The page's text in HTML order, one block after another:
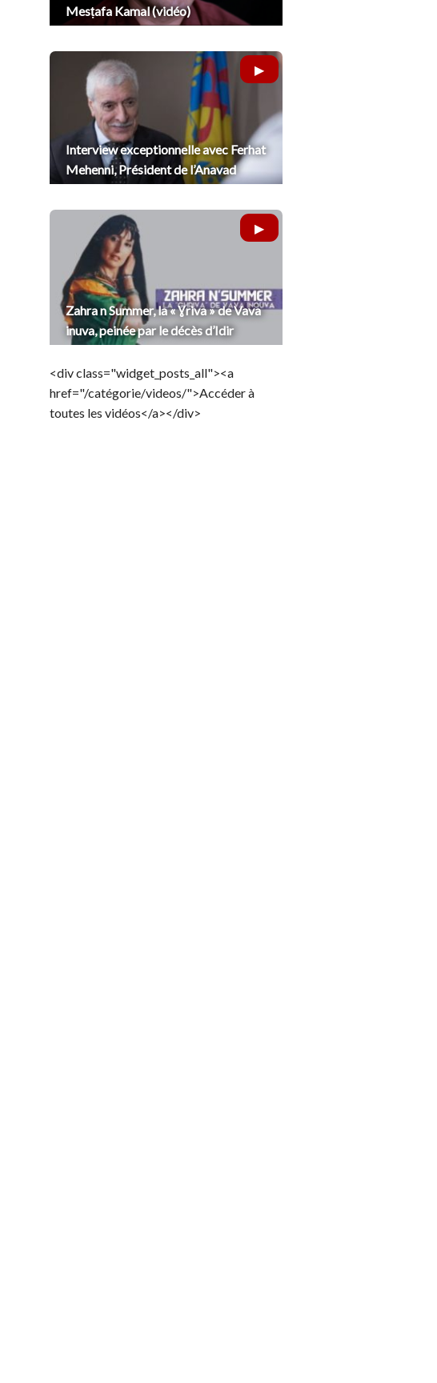
Mesṭafa Kamal (vidéo)
Interview exceptionnelle avec Ferhat
Mehenni, Président de l’Anavad
Zahra n Summer, la « Ɣriva » de Vava
inuva, peinée par le décès d’Idir
<div class="widget_posts_all"><a
href="/catégorie/videos/">Accéder à
toutes les vidéos</a></div>